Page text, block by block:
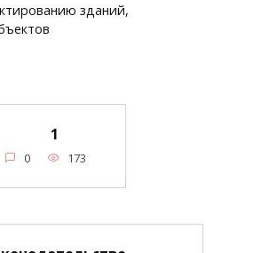
зданий,
1
0 173